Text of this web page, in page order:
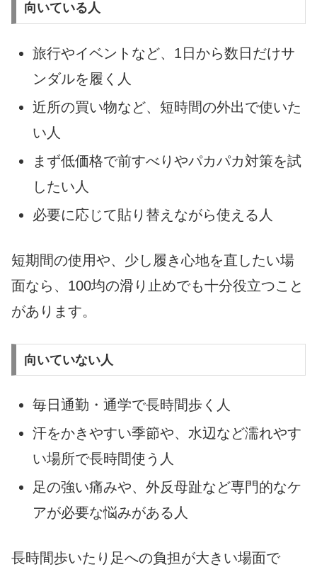
向いている人
旅行やイベントなど、1日から数日だけサ
ンダルを履く人
近所の買い物など、短時間の外出で使いた
い人
まず低価格で前すべりやパカパカ対策を試
したい人
必要に応じて貼り替えながら使える人
短期間の使用や、少し履き心地を直したい場
面なら、100均の滑り止めでも十分役立つこと
があります。
向いていない人
毎日通勤・通学で長時間歩く人
汗をかきやすい季節や、水辺など濡れやす
い場所で長時間使う人
足の強い痛みや、外反母趾など専門的なケ
アが必要な悩みがある人
長時間歩いたり足への負担が大きい場面で